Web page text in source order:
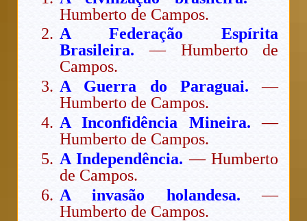
Humberto de Campos.
A Federação Espírita
Brasileira. — Humberto de
Campos.
A Guerra do Paraguai. —
Humberto de Campos.
A Inconfidência Mineira. —
Humberto de Campos.
A Independência. — Humberto
de Campos.
A invasão holandesa. —
Humberto de Campos.